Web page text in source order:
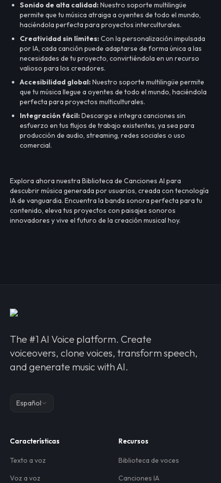
Sonido de alta calidad:Nuestro soporte multilingüe
permite que tu música atraiga a oyentes de todo el mundo,
haciéndola perfecta para proyectos interculturales.
Creatividad sin límites:Con la personalización impulsada
por IA, cada canción puede adaptarse de forma única a las
necesidades de tu proyecto, convirtiéndola en un recurso
valioso para los creadores.
Accesibilidad global:Nuestro soporte multilingüe permite
que tu música llegue a oyentes de todo el mundo, haciéndola
perfecta para proyectos multiculturales.
Integración fácil:Descarga e integra canciones sin
esfuerzo en tus flujos de trabajo existentes, ya sea para
producción de audio, streaming, redes sociales o uso
comercial.
Explora ahora nuestra Biblioteca de Canciones AI para
descubrir música generada por usuarios, creada con tecnología
IA de vanguardia. Encuentra la banda sonora perfecta para tu
contenido, eleva tus proyectos con paisajes sonoros
innovadores y vive el futuro de la creación musical hoy.
The #1 AI Voice platform. Create
voiceovers, clone voices, transform speech,
and generate music with AI.
Español
Características
Texto a voz
Voz a voz
Recursos
Biblioteca de voces
Canciones IA